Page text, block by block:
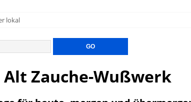
lokal
Zauche-Wußwerk